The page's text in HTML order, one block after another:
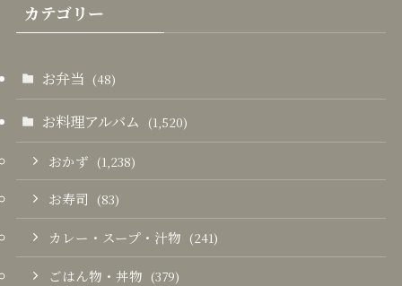
カテゴリー
お弁当 (48)
お料理アルバム (1,520)
おかず (1,238)
お寿司 (83)
カレー・スープ・汁物 (241)
ごはん物・丼物 (379)